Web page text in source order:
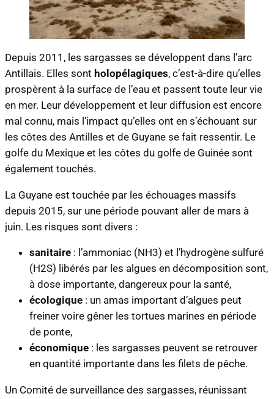
Depuis 2011, les sargasses se développent dans l’arc
Antillais. Elles sont holopélagiques, c’est-à-dire qu’elles
prospèrent à la surface de l’eau et passent toute leur vie
en mer. Leur développement et leur diffusion est encore
mal connu, mais l’impact qu’elles ont en s’échouant sur
les côtes des Antilles et de Guyane se fait ressentir. Le
golfe du Mexique et les côtes du golfe de Guinée sont
également touchés.
La Guyane est touchée par les échouages massifs
depuis 2015, sur une période pouvant aller de mars à
juin. Les risques sont divers :
sanitaire : l’ammoniac (NH3) et l’hydrogène sulfuré
(H2S) libérés par les algues en décomposition sont,
à dose importante, dangereux pour la santé,
écologique : un amas important d’algues peut
freiner voire gêner les tortues marines en période
de ponte,
économique : les sargasses peuvent se retrouver
en quantité importante dans les filets de pêche.
Un Comité de surveillance des sargasses, réunissant